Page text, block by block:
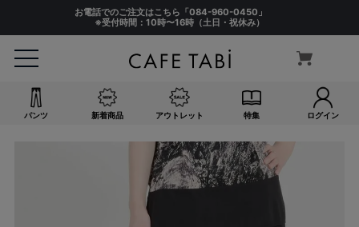
お電話でのご注文はこちら「084-960-0450 」
※受付時間：10時〜16時（土日・祝休み）
パンツ 新着商品 アウトレット 特集 ログイン